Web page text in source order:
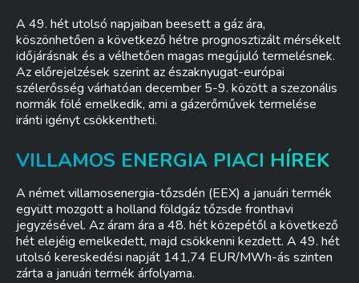
A 49. hét utolsó napjaiban beesett a gáz ára,
köszönhetően a következő hétre prognosztizált mérsékelt
időjárásnak és a vélhetően magas megújuló termelésnek.
Az előrejelzések szerint az északnyugat-európai
szélerősség várhatóan december 5-9. között a szezonális
normák fölé emelkedik, ami a gázerőművek termelése
iránti igényt csökkentheti.
VILLAMOS ENERGIA PIACI HÍREK
A német villamosenergia-tőzsdén (EEX) a januári termék
együtt mozgott a holland földgáz tőzsde fronthavi
jegyzésével. Az áram ára a 48. hét közepétől a következő
hét elejéig emelkedett, majd csökkenni kezdett. A 49. hét
utolsó kereskedési napját 141,74 EUR/MWh-ás szinten
zárta a januári termék árfolyama.